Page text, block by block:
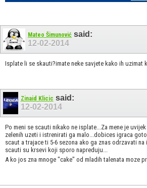
Mateo Šimunović said:
12-02-2014
Isplate li se skauti?imate neke savjete kako ih uzimat
Zinaid Klicic said:
12-02-2014
Po meni se scauti nikako ne isplate...Za mene je
zelenih uzeti i istrenirati ga malo...dobices igraca
scaut a trajace ti 5-6 sezona ako ga znas odrzavati
scauti su krsevi koji sporo napreduju...
A ko jos zna mnoge "cake" od mladih talenata moze